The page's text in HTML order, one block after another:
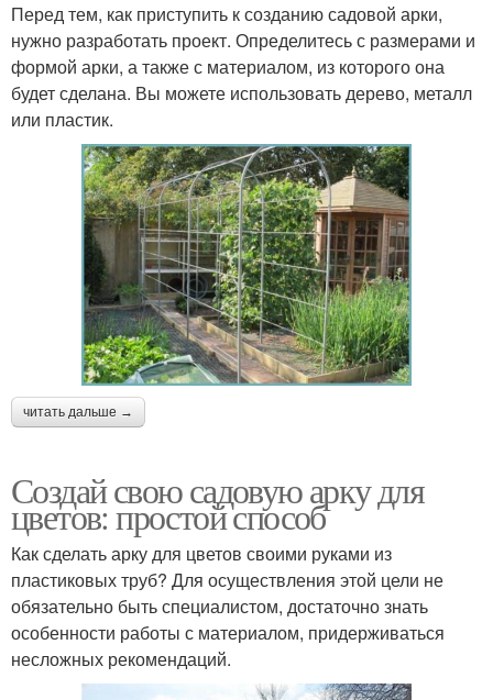
Перед тем, как приступить к созданию садовой арки,
нужно разработать проект. Определитесь с размерами и
формой арки, а также с материалом, из которого она
будет сделана. Вы можете использовать дерево, металл
или пластик.
читать дальше →
Создай свою садовую арку для
цветов: простой способ
Как сделать арку для цветов своими руками из
пластиковых труб? Для осуществления этой цели не
обязательно быть специалистом, достаточно знать
особенности работы с материалом, придерживаться
несложных рекомендаций.